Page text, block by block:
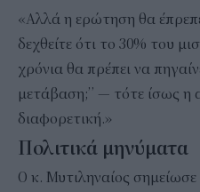
«Αλλά η ερώτηση θα έπρεπε
δεχθείτε ότι το 30% του
χρόνια θα πρέπει να
μετάβαση;” — τότε ίσως η
διαφορετική.»
Πολιτικά μηνύματα
Ο κ. Μυτιληναίος σημείωσε